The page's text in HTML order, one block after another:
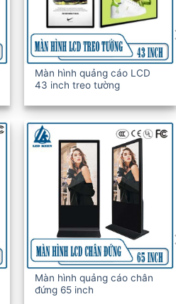
Màn hình quảng cáo LCD
43 inch treo tường
Màn hình quảng cáo chân
đứng 65 inch